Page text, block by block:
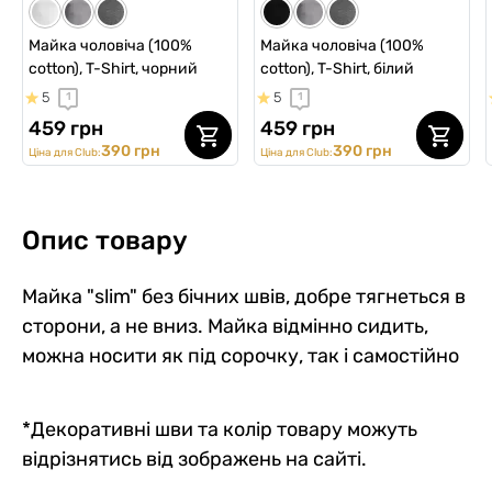
Майка чоловіча (100%
cotton), T-Shirt, чорний
5 1
459 грн
Ціна для Club:390 грн
Майка чоловіча (100%
cotton), T-Shirt, білий
5 1
459 грн
Ціна для Club:390 грн
Опис товару
Майка "slim" без бічних швів, добре тягнеться в
сторони, а не вниз. Майка відмінно сидить,
можна носити як під сорочку, так і самостійно
*Декоративні шви та колір товару можуть
відрізнятись від зображень на сайті.